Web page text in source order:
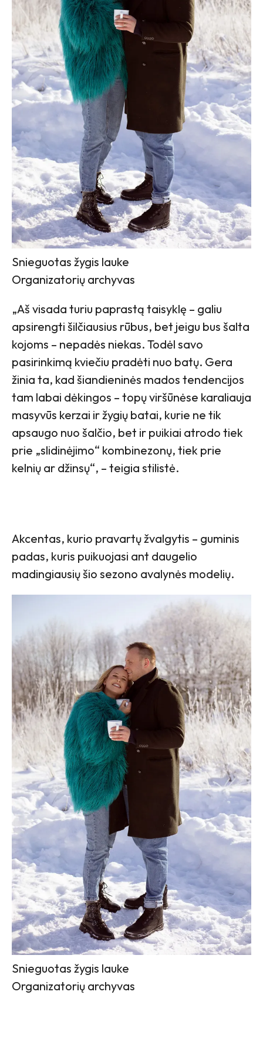
Snieguotas žygis lauke
Organizatorių archyvas
„Aš visada turiu paprastą taisyklę – galiu
apsirengti šilčiausius rūbus, bet jeigu bus šalta
kojoms – nepadės niekas. Todėl savo
pasirinkimą kviečiu pradėti nuo batų. Gera
žinia ta, kad šiandieninės mados tendencijos
tam labai dėkingos – topų viršūnėse karaliauja
masyvūs kerzai ir žygių batai, kurie ne tik
apsaugo nuo šalčio, bet ir puikiai atrodo tiek
prie „slidinėjimo“ kombinezonų, tiek prie
kelnių ar džinsų“, – teigia stilistė.
Akcentas, kurio pravartų žvalgytis – guminis
padas, kuris puikuojasi ant daugelio
madingiausių šio sezono avalynės modelių.
Snieguotas žygis lauke
Organizatorių archyvas